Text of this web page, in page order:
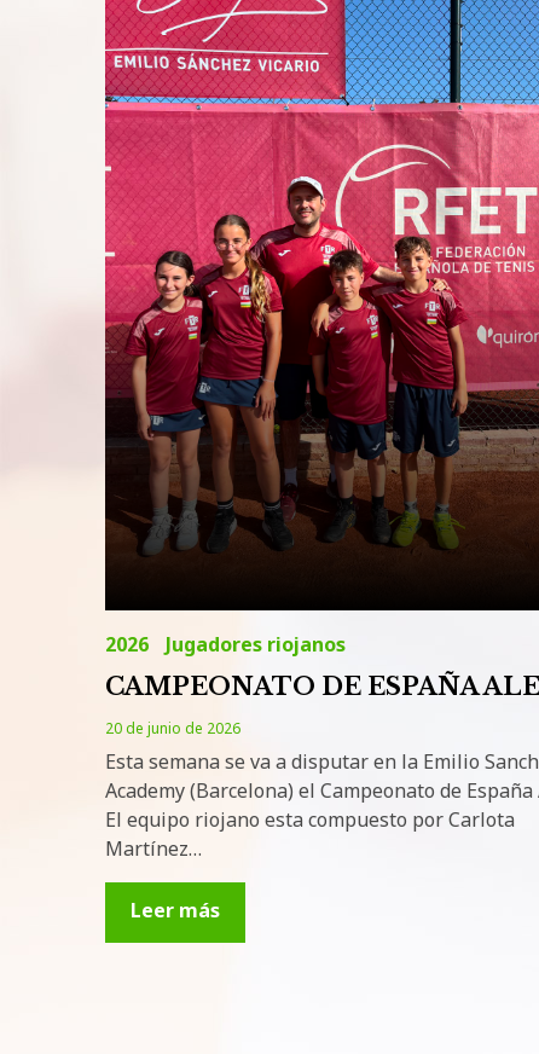
junio
2026
2026 Jugadores riojanos
CAMPEONATO DE ESPAÑA
20 de junio de 2026
Esta semana se va a disputar en la Emilio
Academy (Barcelona) el Campeonato de España
El equipo riojano esta compuesto por Carlota
Martínez…
Leer más